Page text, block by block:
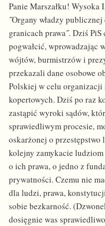
Panie Marszałku!
˝Organy władzy
granicach prawa˝. Dziś
pogwałcić, wprowadzając
wójtów, burmistrzów i
przekazali dane osobowe
Polskiej w celu organizacji
kopertowych. Dziś po raz
zastąpić wyroki sądów,
sprawiedliwym procesie,
oskarżonej o
kolejny zamykacie
o ich prawa, o jedno z
prywatności. Czemu nie
dla ludzi, prawa,
sobie bezkarność.
dosięgnie was